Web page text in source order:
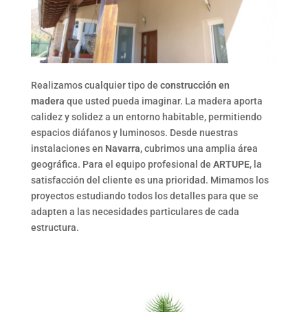
Realizamos cualquier tipo de construcción en
madera que usted pueda imaginar. La madera aporta
calidez y solidez a un entorno habitable, permitiendo
espacios diáfanos y luminosos. Desde nuestras
instalaciones en Navarra, cubrimos una amplia área
geográfica. Para el equipo profesional de ARTUPE, la
satisfacción del cliente es una prioridad. Mimamos los
proyectos estudiando todos los detalles para que se
adapten a las necesidades particulares de cada
estructura.